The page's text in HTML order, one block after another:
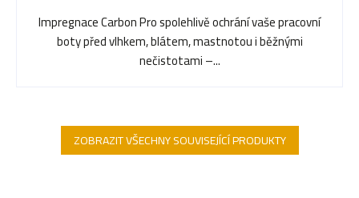
Impregnace Carbon Pro spolehlivě ochrání vaše pracovní
boty před vlhkem, blátem, mastnotou i běžnými
nečistotami –...
ZOBRAZIT VŠECHNY SOUVISEJÍCÍ PRODUKTY